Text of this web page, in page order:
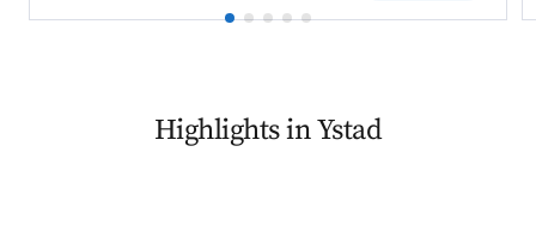
Highlights in Ystad